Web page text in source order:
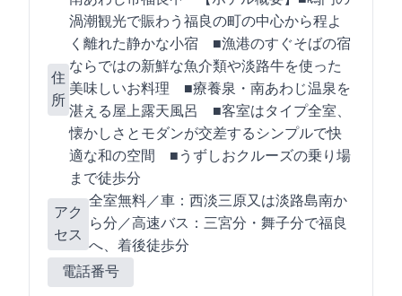
住
所
渦潮観光で賑わう福良の町の中心から程よ
く離れた静かな小宿 ■漁港のすぐそばの宿
ならではの新鮮な魚介類や淡路牛を使った
美味しいお料理 ■療養泉・南あわじ温泉を
湛える屋上露天風呂 ■客室は8タイプ全24室、
懐かしさとモダンが交差するシンプルで快
適な和の空間 ■うずしおクルーズの乗り場
まで徒歩3分
アク
セス
全室WiFi無料／車：西淡三原IC又は淡路島南ICか
ら15分／高速バス：三宮90分・舞子60分で福良BT
へ、着後徒歩2分
電話番号